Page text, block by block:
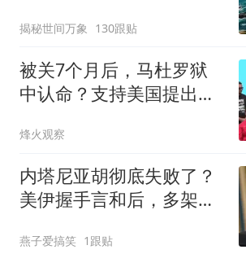
揭秘世间万象 130跟贴
被关7个月后，马杜罗狱
中认命？支持美国提出的
烽火观察
内塔尼亚胡彻底失败了？
美伊握手言和后，多架美
燕子爱搞笑 1跟贴